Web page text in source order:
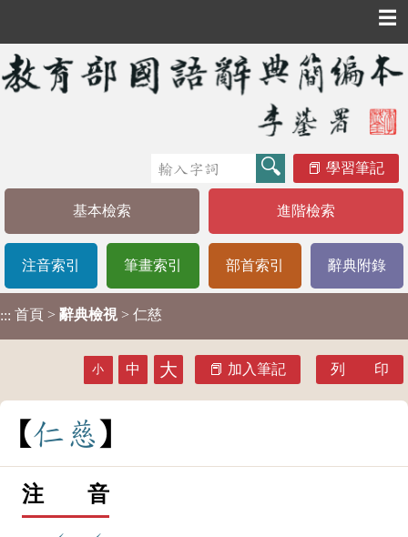
☰
學習筆記
基本檢索 進階檢索
注音索引 筆畫索引 部首索引 辭典附錄
::: 首頁 > 辭典檢視 > 仁慈
小 中 大 加入筆記 列 印
仁 慈
注 音